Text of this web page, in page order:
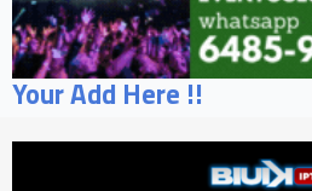
Your Add Here !!